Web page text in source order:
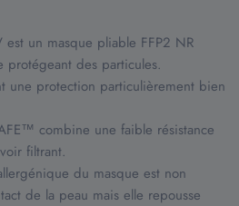
un masque pliable FFP2 NR
protégeant des particules.
une protection particulièrement bien
combine une faible résistance
filtrant.
du masque est non
de la peau mais elle repousse